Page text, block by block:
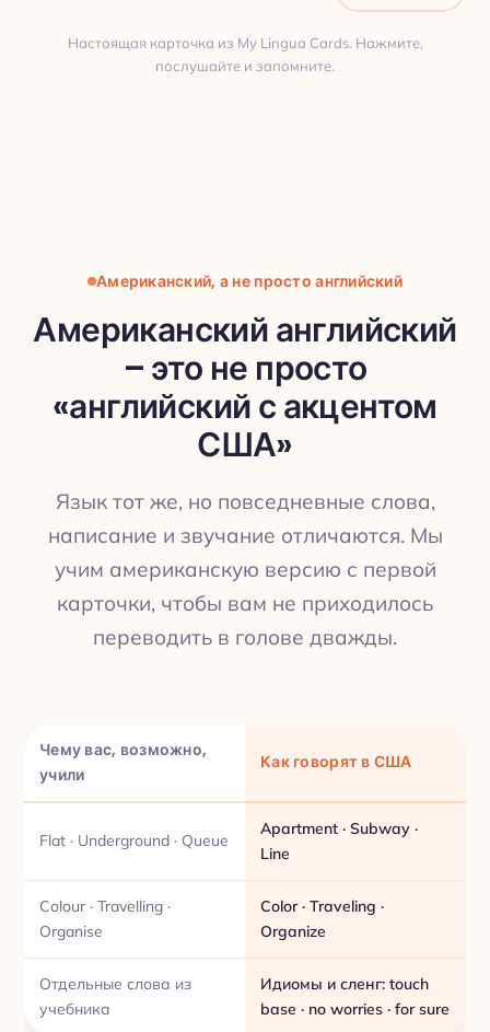
Настоящая карточка из My Lingua Cards. Нажмите,
послушайте и запомните.
Американский, а не просто английский
Американский английский
– это не просто
«английский с акцентом
США»
Язык тот же, но повседневные слова,
написание и звучание отличаются. Мы
учим американскую версию с первой
карточки, чтобы вам не приходилось
переводить в голове дважды.
Чему вас, возможно,
учили
Как говорят в США
Flat · Underground · Queue
Apartment · Subway ·
Line
Colour · Travelling ·
Organise
Color · Traveling ·
Organize
Отдельные слова из
учебника
Идиомы и сленг: touch
base · no worries · for sure